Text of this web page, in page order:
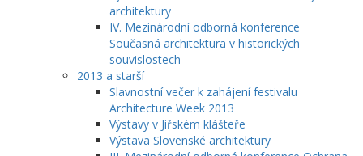
architektury
IV. Mezinárodní odborná konference
Současná architektura v historických
souvislostech
2013 a starší
Slavnostní večer k zahájení festivalu
Architecture Week 2013
Výstavy v Jiřském klášteře
Výstava Slovenské architektury